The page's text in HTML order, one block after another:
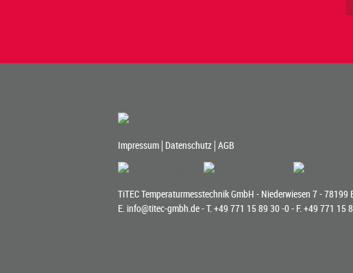
Impressum Datenschutz AGB
TiTEC Temperaturmesstechnik GmbH - Niederwiesen 7 - 78199
E. info@titec-gmbh.de- T. +49 771 15 89 30 -0- F. +49 771 15